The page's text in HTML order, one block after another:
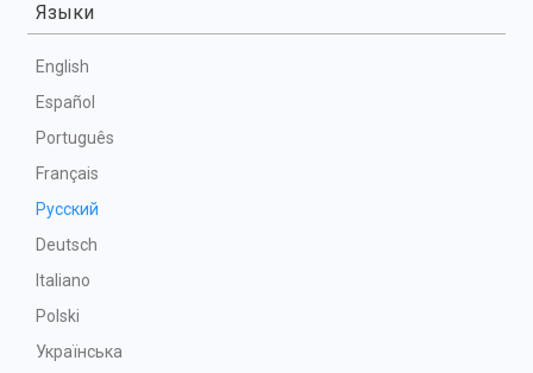
Языки
English
Español
Português
Français
Русский
Deutsch
Italiano
Polski
Українська